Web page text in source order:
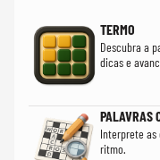
TERMO
Descubra a
dicas e
PALAVRAS
Interprete
ritmo.